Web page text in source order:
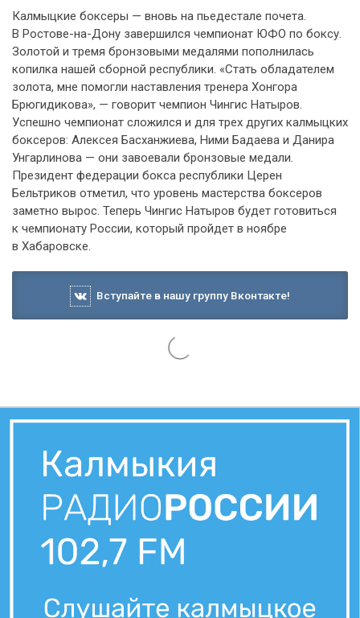
Калмыцкие боксеры — вновь на пьедестале почета.
В Ростове-на-Дону завершился чемпионат ЮФО по боксу.
Золотой и тремя бронзовыми медалями пополнилась
копилка нашей сборной республики. «Стать обладателем
золота, мне помогли наставления тренера Хонгора
Брюгидикова», — говорит чемпион Чингис Натыров.
Успешно чемпионат сложился и для трех других калмыцких
боксеров: Алексея Басханжиева, Ними Бадаева и Данира
Унгарлинова — они завоевали бронзовые медали.
Президент федерации бокса республики Церен
Бельтриков отметил, что уровень мастерства боксеров
заметно вырос. Теперь Чингис Натыров будет готовиться
к чемпионату России, который пройдет в ноябре
в Хабаровске.
Вступайте в нашу группу Вконтакте!